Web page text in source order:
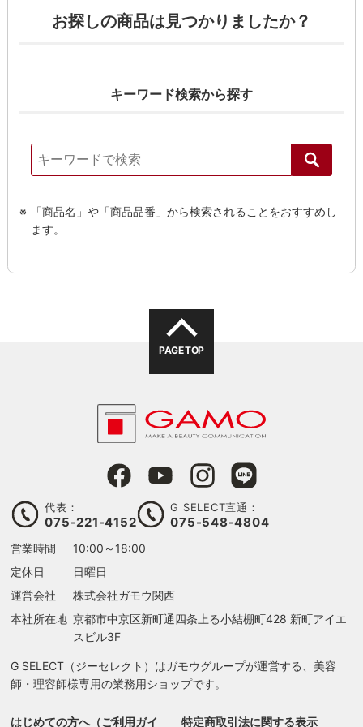
お探しの商品は見つかりましたか？
キーワード検索から探す
「商品名」や「商品品番」から検索されることをおすすめし
ます。
PAGE TOP
代表：
075-221-4152
G SELECT直通：
075-548-4804
営業時間
10:00～18:00
定休日
日曜日
運営会社
株式会社ガモウ関西
本社所在地 京都市中京区新町通四条上る小結棚町428 新町アイエ
スビル3F
G SELECT（ジーセレクト）はガモウグループが運営する、美容
師・理容師様専用の業務用ショップです。
はじめての方へ（ご利用ガイ 特定商取引法に関する表示